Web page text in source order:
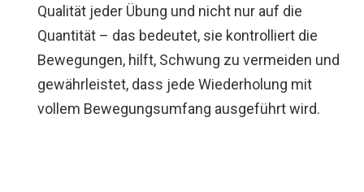
Qualität jeder Übung und nicht nur auf die
Quantität – das bedeutet, sie kontrolliert die
Bewegungen, hilft, Schwung zu vermeiden und
gewährleistet, dass jede Wiederholung mit
vollem Bewegungsumfang ausgeführt wird.